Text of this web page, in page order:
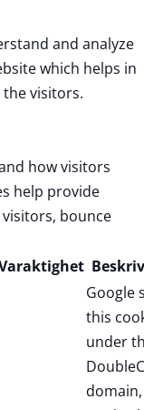
and analyze
which helps in
visitors.
how visitors
help provide
bounce
Google
this
under
domain,